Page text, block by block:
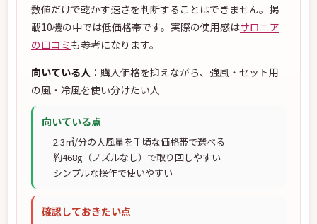
数値だけで乾かす速さを判断することはできません。掲
載10機の中では低価格帯です。実際の使用感はサロニア
の口コミも参考になります。
向いている人 ：購入価格を抑えながら、強風・セット用
の風・冷風を使い分けたい人
向いている点
2.3㎥/分の大風量を手頃な価格帯で選べる
約468g（ノズルなし）で取り回しやすい
シンプルな操作で使いやすい
確認しておきたい点